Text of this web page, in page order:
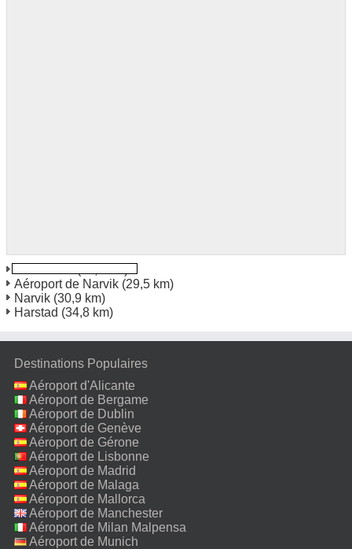
Aéroport de Narvik (29,5 km)
Narvik (30,9 km)
Harstad (34,8 km)
Destinations Populaires
Aéroport d'Alicante
Aéroport de Bergame
Aéroport de Dublin
Aéroport de Genève
Aéroport de Gérone
Aéroport de Lisbonne
Aéroport de Madrid
Aéroport de Malaga
Aéroport de Mallorca
Aéroport de Manchester
Aéroport de Milan Malpensa
Aéroport de Munich